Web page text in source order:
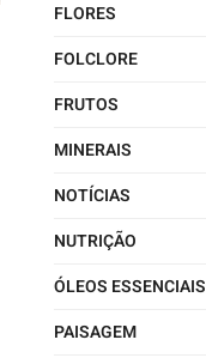
FLORES
FOLCLORE
FRUTOS
MINERAIS
NOTÍCIAS
NUTRIÇÃO
ÓLEOS ESSENCIAIS
PAISAGEM